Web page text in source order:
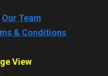
Our Team
& Conditions
View